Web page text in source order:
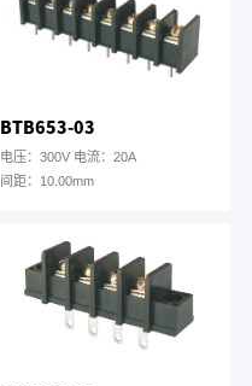
BTB653-03
电压：300V 电流：20A
间距：10.00mm